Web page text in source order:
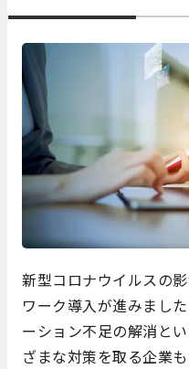
新型コロナウイルスの
ワーク導入が進みまし
ーション不足の解消と
ざまな対策を取る企業